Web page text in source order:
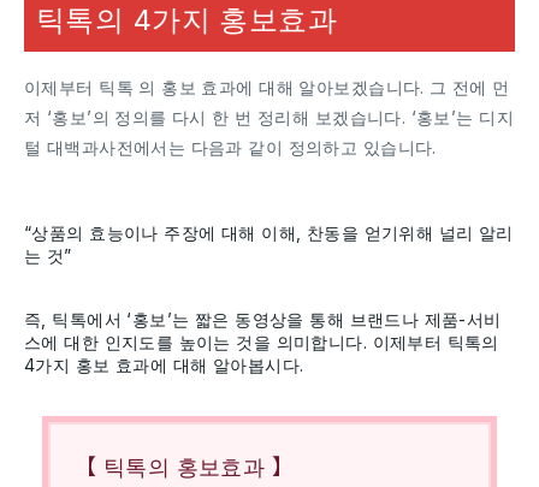
틱톡의 4가지 홍보효과
이제부터 틱톡 의 홍보 효과에 대해 알아보겠습니다. 그 전에 먼
저 ‘홍보’의 정의를 다시 한 번 정리해 보겠습니다. ‘홍보’는 디지
털 대백과사전에서는 다음과 같이 정의하고 있습니다.
“상품의 효능이나 주장에 대해 이해, 찬동을 얻기위해 널리 알리
는 것”
즉, 틱톡에서 ‘홍보’는 짧은 동영상을 통해 브랜드나 제품-서비
스에 대한 인지도를 높이는 것을 의미합니다. 이제부터 틱톡의
4가지 홍보 효과에 대해 알아봅시다.
【 틱톡의 홍보효과 】